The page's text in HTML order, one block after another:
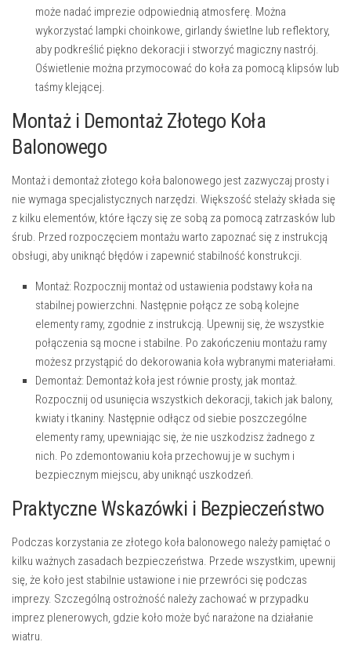
może nadać imprezie odpowiednią atmosferę. Można
wykorzystać lampki choinkowe, girlandy świetlne lub reflektory,
aby podkreślić piękno dekoracji i stworzyć magiczny nastrój.
Oświetlenie można przymocować do koła za pomocą klipsów lub
taśmy klejącej.
Montaż i Demontaż Złotego Koła
Balonowego
Montaż i demontaż złotego koła balonowego jest zazwyczaj prosty i
nie wymaga specjalistycznych narzędzi. Większość stelaży składa się
z kilku elementów, które łączy się ze sobą za pomocą zatrzasków lub
śrub. Przed rozpoczęciem montażu warto zapoznać się z instrukcją
obsługi, aby uniknąć błędów i zapewnić stabilność konstrukcji.
Montaż: Rozpocznij montaż od ustawienia podstawy koła na
stabilnej powierzchni. Następnie połącz ze sobą kolejne
elementy ramy, zgodnie z instrukcją. Upewnij się, że wszystkie
połączenia są mocne i stabilne. Po zakończeniu montażu ramy
możesz przystąpić do dekorowania koła wybranymi materiałami.
Demontaż: Demontaż koła jest równie prosty, jak montaż.
Rozpocznij od usunięcia wszystkich dekoracji, takich jak balony,
kwiaty i tkaniny. Następnie odłącz od siebie poszczególne
elementy ramy, upewniając się, że nie uszkodzisz żadnego z
nich. Po zdemontowaniu koła przechowuj je w suchym i
bezpiecznym miejscu, aby uniknąć uszkodzeń.
Praktyczne Wskazówki i Bezpieczeństwo
Podczas korzystania ze złotego koła balonowego należy pamiętać o
kilku ważnych zasadach bezpieczeństwa. Przede wszystkim, upewnij
się, że koło jest stabilnie ustawione i nie przewróci się podczas
imprezy. Szczególną ostrożność należy zachować w przypadku
imprez plenerowych, gdzie koło może być narażone na działanie
wiatru.